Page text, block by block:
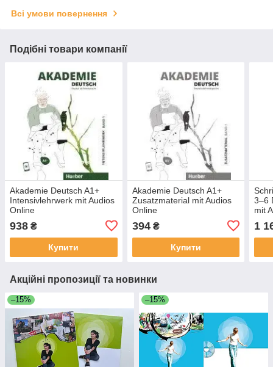
Всі умови повернення
Подібні товари компанії
Akademie Deutsch A1+
Intensivlehrwerk mit Audios
Online
938 ₴
Купити
Akademie Deutsch A1+
Zusatzmaterial mit Audios
Online
394₴
Купити
3–6
mit
1
Акційні пропозиції та новинки
–15% –15%